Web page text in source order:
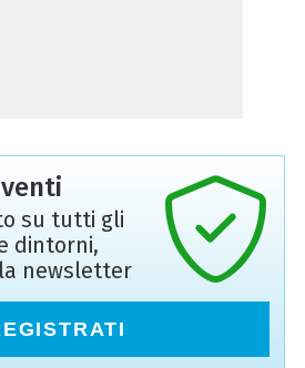
su tutti gli
dintorni,
newsletter